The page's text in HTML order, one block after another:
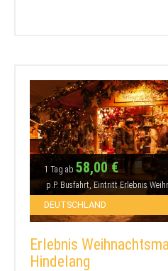
1 Tag ab58,00 €
p.P. Busfahrt, Eintritt Erlebnis
DEUTSCHLAND
Erlebnis
Hindelang